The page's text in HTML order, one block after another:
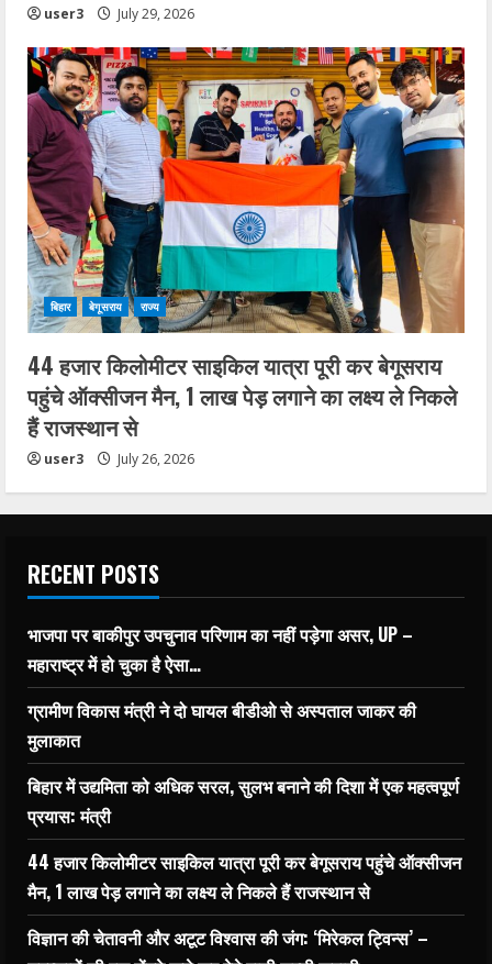
user3 July 29, 2026
बिहार बेगूसराय राज्य
44 हजार किलोमीटर साइकिल यात्रा पूरी कर बेगूसराय
पहुंचे ऑक्सीजन मैन, 1 लाख पेड़ लगाने का लक्ष्य ले निकले
हैं राजस्थान से
user3 July 26, 2026
RECENT POSTS
भाजपा पर बाकीपुर उपचुनाव परिणाम का नहीं पड़ेगा असर, UP –
महाराष्ट्र में हो चुका है ऐसा…
ग्रामीण विकास मंत्री ने दो घायल बीडीओ से अस्पताल जाकर की
मुलाकात
बिहार में उद्यमिता को अधिक सरल, सुलभ बनाने की दिशा में एक महत्वपूर्ण
प्रयास: मंत्री
44 हजार किलोमीटर साइकिल यात्रा पूरी कर बेगूसराय पहुंचे ऑक्सीजन
मैन, 1 लाख पेड़ लगाने का लक्ष्य ले निकले हैं राजस्थान से
विज्ञान की चेतावनी और अटूट विश्वास की जंग: ‘मिरेकल ट्विन्स’ –